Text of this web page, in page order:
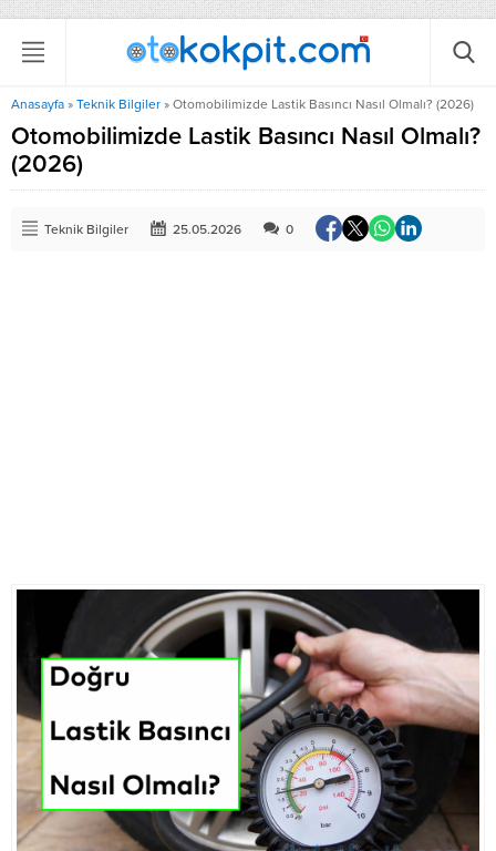
Anasayfa » Teknik Bilgiler » Otomobilimizde Lastik Basıncı Nasıl Olmalı? (2026)
Otomobilimizde Lastik Basıncı Nasıl Olmalı?
(2026)
Teknik Bilgiler 25.05.2026 0